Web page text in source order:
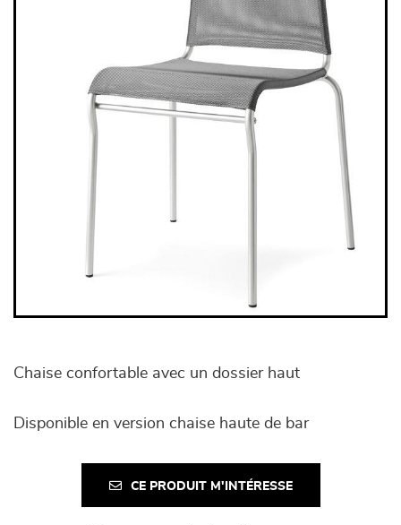
Chaise confortable avec un dossier haut
Disponible en version chaise haute de bar
CE PRODUIT M'INTÉRESSE